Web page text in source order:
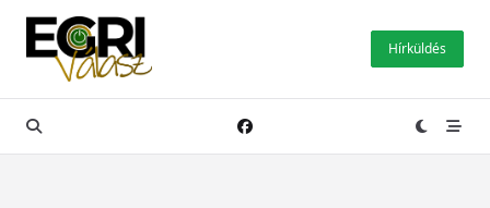
Skip
content
Hírküldés